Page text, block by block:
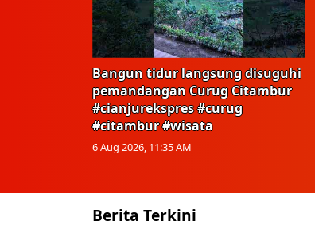
Bangun tidur langsung disuguhi
pemandangan Curug Citambur
#cianjurekspres #curug
#citambur #wisata
6 Aug 2026, 11:35 AM
Berita Terkini